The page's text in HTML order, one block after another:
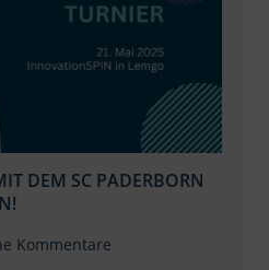
DEM SC PADERBORN
Kommentare